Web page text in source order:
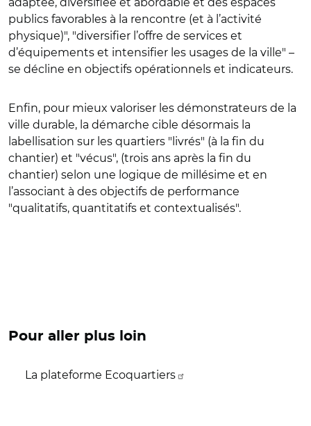
publics favorables à la rencontre (et à l’activité
physique)", "diversifier l’offre de services et
d’équipements et intensifier les usages de la ville" –
se décline en objectifs opérationnels et indicateurs.
Enfin, pour mieux valoriser les démonstrateurs de la
ville durable, la démarche cible désormais la
labellisation sur les quartiers "livrés" (à la fin du
chantier) et "vécus", (trois ans après la fin du
chantier) selon une logique de millésime et en
l’associant à des objectifs de performance
"qualitatifs, quantitatifs et contextualisés".
Pour aller plus loin
La plateforme Ecoquartiers